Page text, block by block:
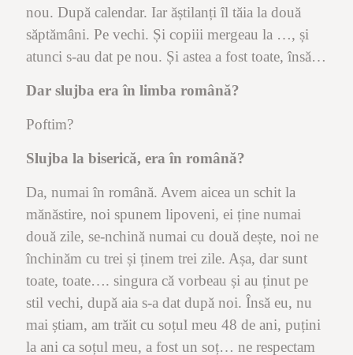
nou. După calendar. Iar ăștilanți îl tăia la două
săptămâni. Pe vechi. Și copiii mergeau la …, și
atunci s-au dat pe nou. Și astea a fost toate, însă…
Dar slujba era în limba română?
Poftim?
Slujba la biserică, era în română?
Da, numai în română. Avem aicea un schit la
mănăstire, noi spunem lipoveni, ei ține numai
două zile, se-nchină numai cu două dește, noi ne
închinăm cu trei și ținem trei zile. Așa, dar sunt
toate, toate…. singura că vorbeau și au ținut pe
stil vechi, după aia s-a dat după noi. Însă eu, nu
mai știam, am trăit cu soțul meu 48 de ani, puțini
la ani ca soțul meu, a fost un soț… ne respectam